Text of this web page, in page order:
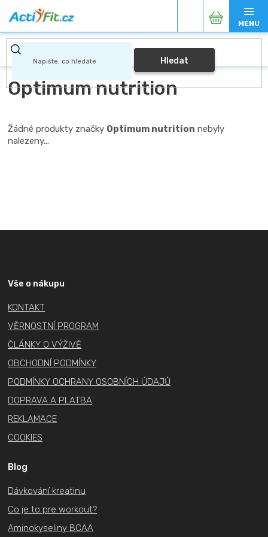
na
obsah
Hledat
Nákupní
košík
Optimum nutrition
Žádné produkty značky Optimum nutrition nebyly
nalezeny...
Vše o nákupu
KONTAKT
VĚRNOSTNÍ PROGRAM
ČLÁNKY O VÝŽIVĚ
OBCHODNÍ PODMÍNKY
PODMÍNKY OCHRANY OSOBNÍCH ÚDAJŮ
DOPRAVA A PLATBA
REKLAMACE
COOKIES
Blog
Dávkování kreatinu
Co je to pre workout?
Aminokyseliny BCAA